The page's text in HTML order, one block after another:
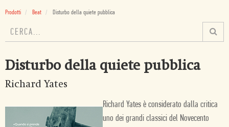
Prodotti Beat Disturbo della quiete pubblica
Disturbo della quiete pubblica
Richard Yates
Richard Yates è considerato dalla critica
uno dei grandi classici del Novecento